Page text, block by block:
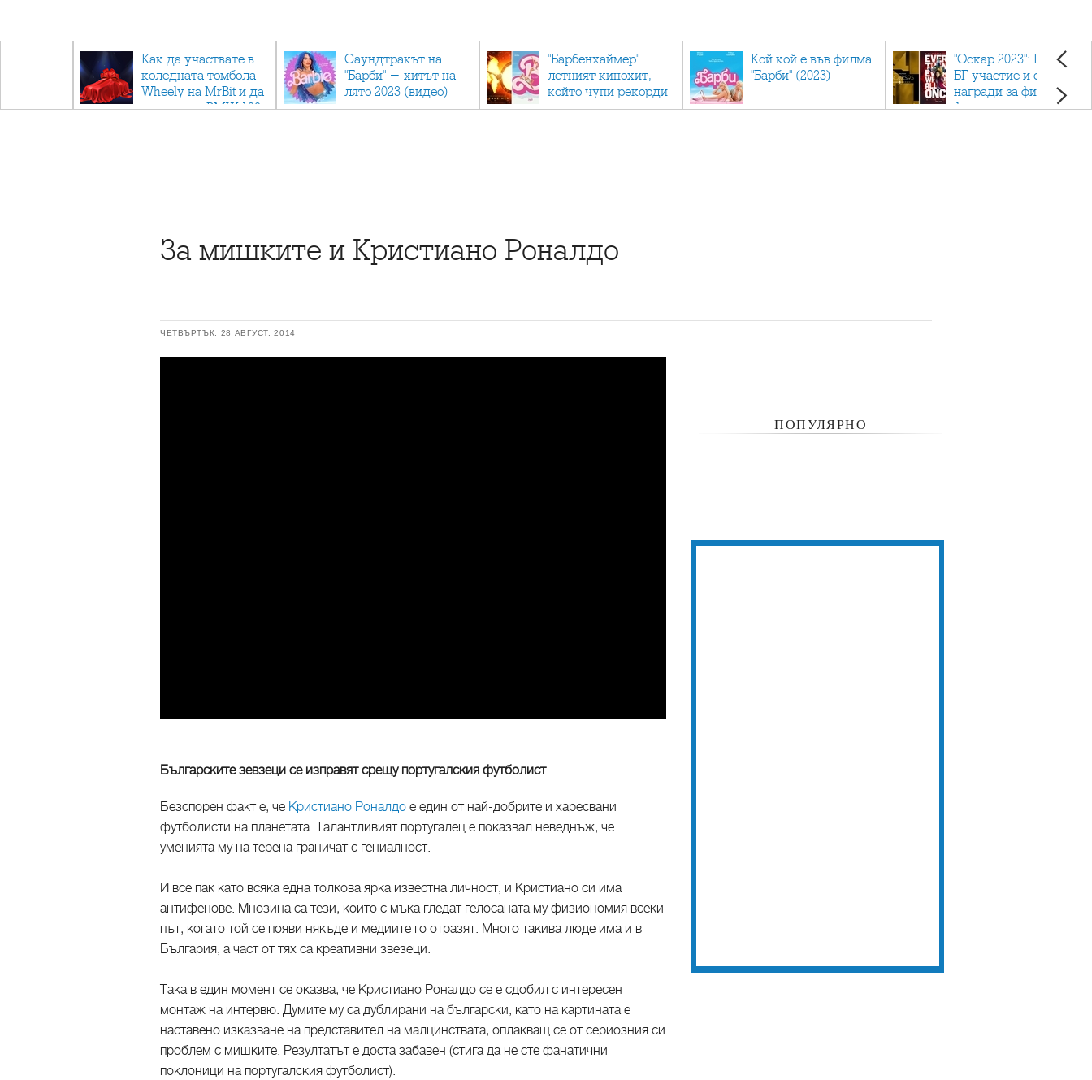
Как да участвате в
коледната томбола
Wheely на MrBit и да
спечелите BMW 120
Саундтракът на
"Барби" - хитът на
лято 2023 (видео)
"Барбенхаймер" -
летният кинохит,
който чупи рекорди
Кой кой е във филма
"Барби" (2023)
"Оскар 2023": Приз с
БГ участие и седем
награди за филма
фаворит
За мишките и Кристиано Роналдо
ЧЕТВЪРТЪК, 28 АВГУСТ, 2014
Българските зевзеци се изправят срещу португалския футболист
Безспорен факт е, че Кристиано Роналдо е един от най-добрите и харесвани
футболисти на планетата. Талантливият португалец е показвал неведнъж, че
уменията му на терена граничат с гениалност.
И все пак като всяка една толкова ярка известна личност, и Кристиано си има
антифенове. Мнозина са тези, които с мъка гледат гелосаната му физиономия всеки
път, когато той се появи някъде и медиите го отразят. Много такива люде има и в
България, а част от тях са креативни звезеци.
Така в един момент се оказва, че Кристиано Роналдо се е сдобил с интересен
монтаж на интервю. Думите му са дублирани на български, като на картината е
наставено изказване на представител на малцинствата, оплакващ се от сериозния си
проблем с мишките. Резултатът е доста забавен (стига да не сте фанатични
поклоници на португалския футболист).
ПОПУЛЯРНО